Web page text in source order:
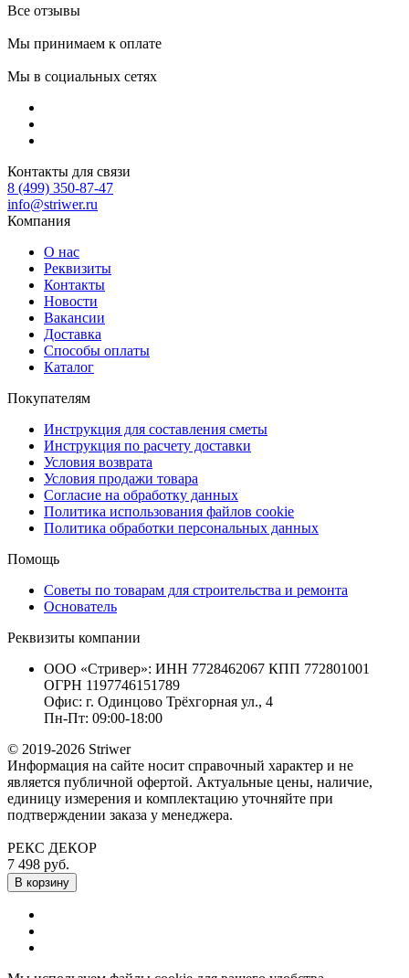
Все отзывы
Мы принимаем к оплате
Мы в социальных сетях
Контакты для связи
8 (499) 350-87-47
info@striwer.ru
Компания
О нас
Реквизиты
Контакты
Новости
Вакансии
Доставка
Способы оплаты
Каталог
Покупателям
Инструкция для составления сметы
Инструкция по расчету доставки
Условия возврата
Условия продажи товара
Согласие на обработку данных
Политика использования файлов cookie
Политика обработки персональных данных
Помощь
Советы по товарам для строительства и ремонта
Основатель
Реквизиты компании
ООО «Стривер»: ИНН 7728462067 КПП 772801001
ОГРН 1197746151789
Офис: г. Одинцово Трёхгорная ул., 4
Пн-Пт: 09:00-18:00
© 2019-2026 Striwer
Информация на сайте носит справочный характер и не
является публичной офертой. Актуальные цены, наличие,
единицу измерения и комплектацию уточняйте при
подтверждении заказа у менеджера.
РЕКС ДЕКОР
7 498 руб.
В корзину